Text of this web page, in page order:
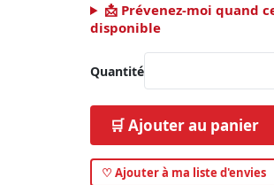
📩 Prévenez-moi quand
disponible
Quantité
🛒 Ajouter au panier
♡ Ajouter à ma liste d'envies